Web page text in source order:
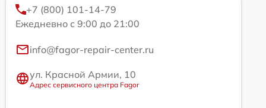
+7 (800) 101-14-79
Ежедневно с 9:00 до 21:00
info@fagor-repair-center.ru
ул. Красной Армии, 10
Адрес сервисного центра Fagor